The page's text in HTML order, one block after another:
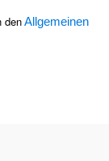
denAllgemeinen